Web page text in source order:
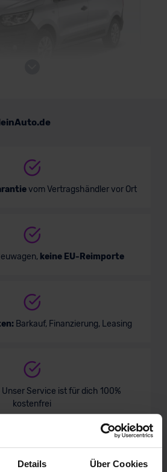
Details Über Cookies
vom Vertragshändler vor Ort
keine EU-Reimporte
Barkauf, Finanzierung, Leasing
Unser Service ist für dich 100%
kostenfrei
hohe